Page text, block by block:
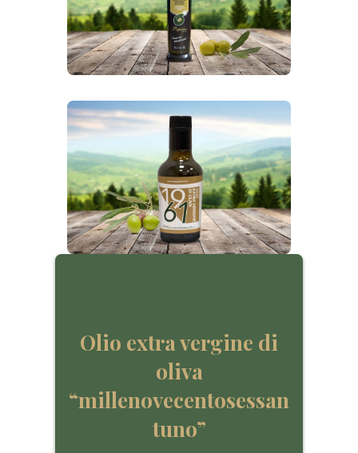
Olio extra vergine di
oliva
“millenovecentosessan
tuno”